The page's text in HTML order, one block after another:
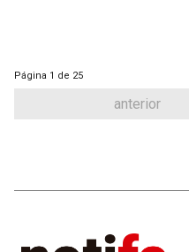
Página 1 de 25
anterior